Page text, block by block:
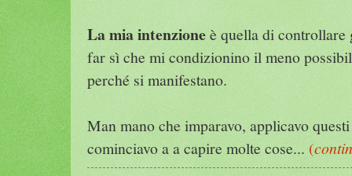
La mia intenzioneè quella di controllare
far sì che mi condizionino il meno
perché si manifestano.
Man mano che imparavo, applicavo
cominciavo a a capire molte cose... (